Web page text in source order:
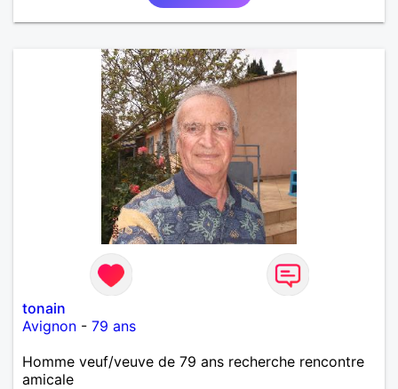
tonain
Avignon - 79 ans
Homme veuf/veuve de 79 ans recherche rencontre
amicale